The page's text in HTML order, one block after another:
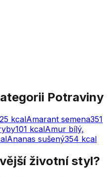
Potraviny
25 kcalAmarant semena351
101 kcalAmur bílý,
Ananas sušený354 kcal
životní styl?